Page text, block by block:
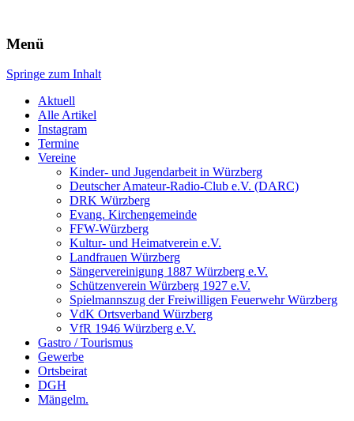
Würzberg.info
Suchen
Menü
Springe zum Inhalt
Aktuell
Alle Artikel
Instagram
Termine
Vereine
Kinder- und Jugendarbeit in Würzberg
Deutscher Amateur-Radio-Club e.V. (DARC)
DRK Würzberg
Evang. Kirchengemeinde
FFW-Würzberg
Kultur- und Heimatverein e.V.
Landfrauen Würzberg
Sängervereinigung 1887 Würzberg e.V.
Schützenverein Würzberg 1927 e.V.
Spielmannszug der Freiwilligen Feuerwehr Würzberg
VdK Ortsverband Würzberg
VfR 1946 Würzberg e.V.
Gastro / Tourismus
Gewerbe
Ortsbeirat
DGH
Mängelm.